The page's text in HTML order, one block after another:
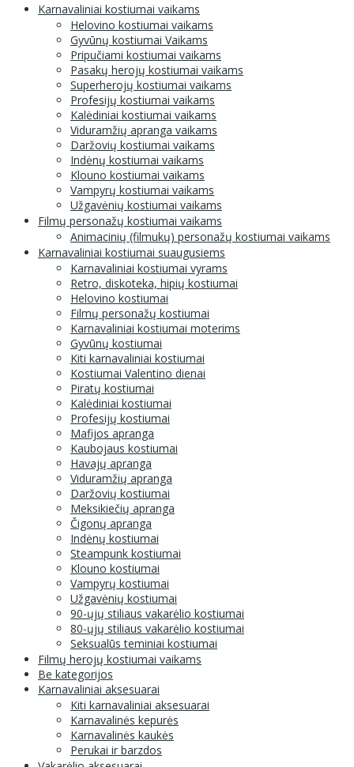
Karnavaliniai kostiumai vaikams
Helovino kostiumai vaikams
Gyvūnų kostiumai Vaikams
Pripučiami kostiumai vaikams
Pasakų herojų kostiumai vaikams
Superherojų kostiumai vaikams
Profesijų kostiumai vaikams
Kalėdiniai kostiumai vaikams
Viduramžių apranga vaikams
Daržovių kostiumai vaikams
Indėnų kostiumai vaikams
Klouno kostiumai vaikams
Vampyrų kostiumai vaikams
Užgavėnių kostiumai vaikams
Filmų personažų kostiumai vaikams
Animacinių (filmukų) personažų kostiumai vaikams
Karnavaliniai kostiumai suaugusiems
Karnavaliniai kostiumai vyrams
Retro, diskoteka, hipių kostiumai
Helovino kostiumai
Filmų personažų kostiumai
Karnavaliniai kostiumai moterims
Gyvūnų kostiumai
Kiti karnavaliniai kostiumai
Kostiumai Valentino dienai
Piratų kostiumai
Kalėdiniai kostiumai
Profesijų kostiumai
Mafijos apranga
Kaubojaus kostiumai
Havajų apranga
Viduramžių apranga
Daržovių kostiumai
Meksikiečių apranga
Čigonų apranga
Indėnų kostiumai
Steampunk kostiumai
Klouno kostiumai
Vampyrų kostiumai
Užgavėnių kostiumai
90-ųjų stiliaus vakarėlio kostiumai
80-ųjų stiliaus vakarėlio kostiumai
Seksualūs teminiai kostiumai
Filmų herojų kostiumai vaikams
Be kategorijos
Karnavaliniai aksesuarai
Kiti karnavaliniai aksesuarai
Karnavalinės kepurės
Karnavalinės kaukės
Perukai ir barzdos